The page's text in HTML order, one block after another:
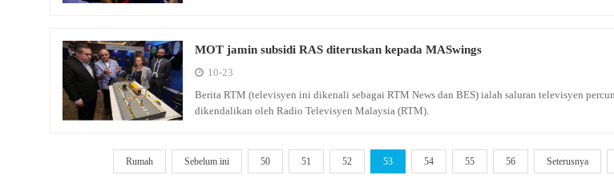
MOT jamin subsidi RAS diteruskan kepada MASwings
10-23
Berita RTM (televisyen ini dikenali sebagai RTM News dan BES) ialah saluran televisyen
dikendalikan oleh Radio Televisyen Malaysia (RTM).
Rumah Sebelum ini 50 51 52 53 54 55 56 Seterusnya